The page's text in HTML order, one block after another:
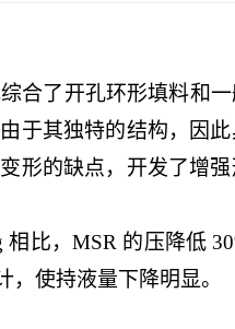
了开孔环形填料和一
于其独特的结构，因
形的缺点，开发了增
比，MSR 的压降低
使持液量下降明显。